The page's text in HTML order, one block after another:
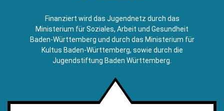
Mail)
Finanziert wird das Jugendnetz durch das
Ministerium für Soziales, Arbeit und Gesundheit
Baden-Württemberg und durch das Ministerium für
Kultus Baden-Württemberg, sowie durch die
Jugendstiftung Baden Württemberg.